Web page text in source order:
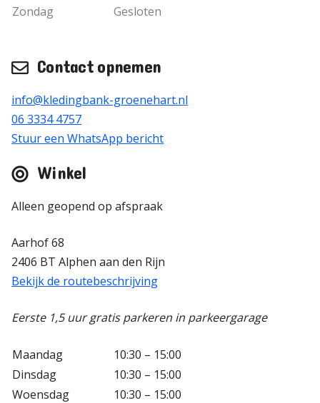
Zondag
Gesloten
Contact opnemen
info@kledingbank-groenehart.nl
06 3334 4757
Stuur een WhatsApp bericht
Winkel
Alleen geopend op afspraak
Aarhof 68
2406 BT Alphen aan den Rijn
Bekijk de routebeschrijving
Eerste 1,5 uur gratis parkeren in parkeergarage
Maandag
10:30 – 15:00
Dinsdag
10:30 – 15:00
Woensdag
10:30 – 15:00